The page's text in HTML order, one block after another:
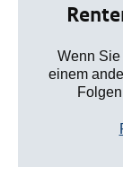
Wenn
einem